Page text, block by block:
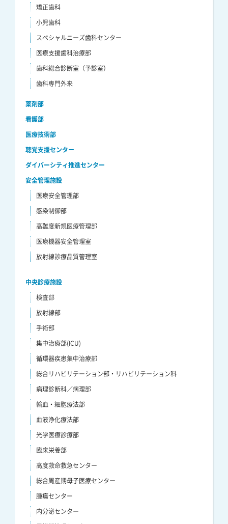
矯正歯科
小児歯科
スペシャルニーズ歯科センター
医療支援歯科治療部
歯科総合診断室（予診室）
歯科専門外来
薬剤部
看護部
医療技術部
聴覚支援センター
ダイバーシティ推進センター
安全管理施設
医療安全管理部
感染制御部
高難度新規医療管理部
医療機器安全管理室
放射線診療品質管理室
中央診療施設
検査部
放射線部
手術部
集中治療部(ICU)
循環器疾患集中治療部
総合リハビリテーション部・リハビリテーション科
病理診断科／病理部
輸血・細胞療法部
血液浄化療法部
光学医療診療部
臨床栄養部
高度救命救急センター
総合周産期母子医療センター
腫瘍センター
内分泌センター